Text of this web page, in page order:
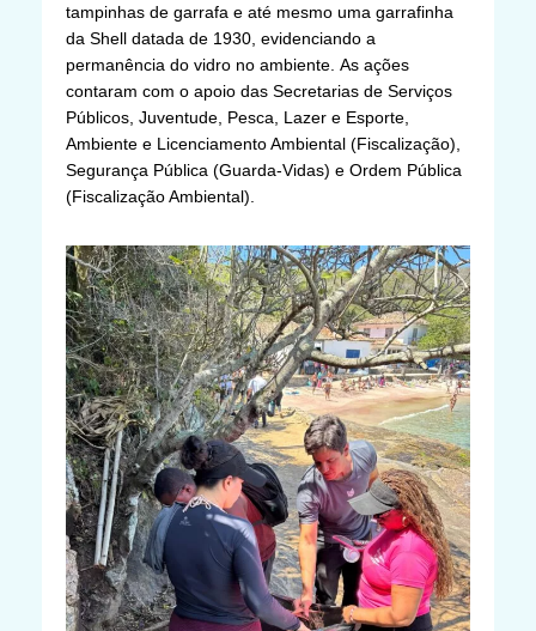
tampinhas de garrafa e até mesmo uma garrafinha
da Shell datada de 1930, evidenciando a
permanência do vidro no ambiente. As ações
contaram com o apoio das Secretarias de Serviços
Públicos, Juventude, Pesca, Lazer e Esporte,
Ambiente e Licenciamento Ambiental (Fiscalização),
Segurança Pública (Guarda-Vidas) e Ordem Pública
(Fiscalização Ambiental).